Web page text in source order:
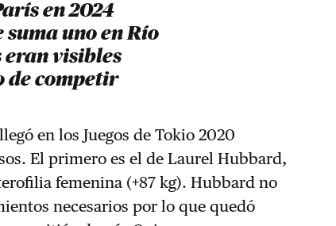
en 2024
suma uno en Río
eran visibles
de competir
en los Juegos de Tokio 2020
El primero es el de Laurel Hubbard,
femenina (+87 kg). Hubbard no
necesarios por lo que quedó